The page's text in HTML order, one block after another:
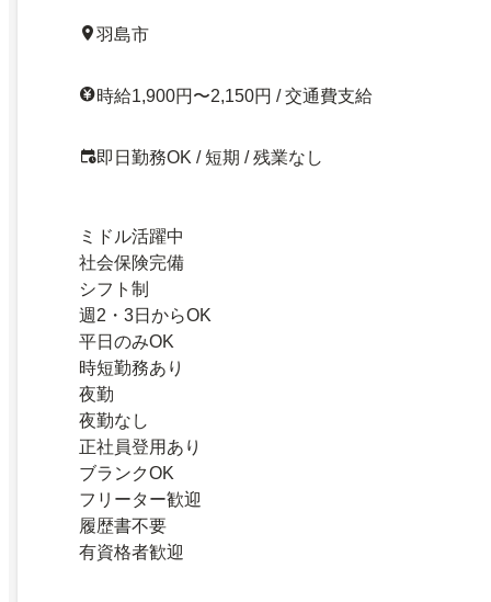
羽島市
時給1,900円〜2,150円 / 交通費支給
即日勤務OK / 短期 / 残業なし
ミドル活躍中
社会保険完備
シフト制
週2・3日からOK
平日のみOK
時短勤務あり
夜勤
夜勤なし
正社員登用あり
ブランクOK
フリーター歓迎
履歴書不要
有資格者歓迎